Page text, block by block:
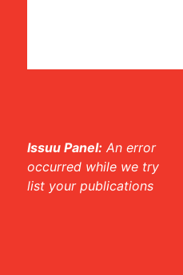
Issuu Panel: An error
occurred while we try
list your publications